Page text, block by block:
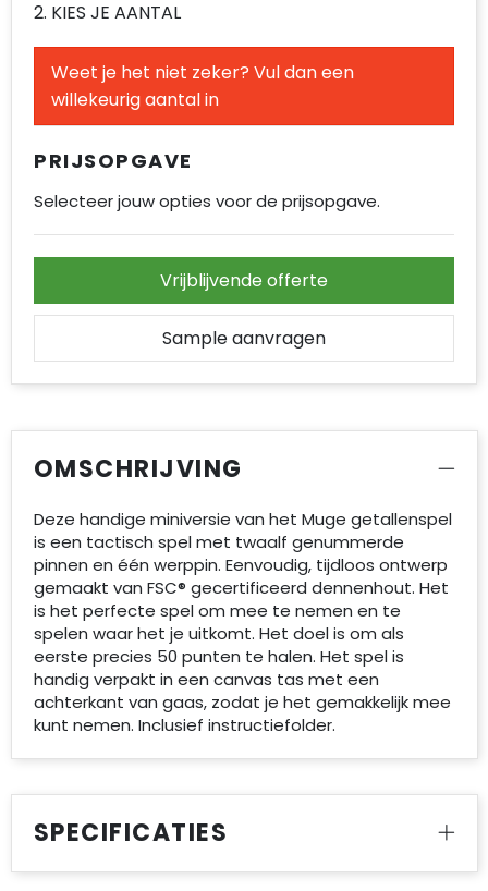
Accessoires voor tassen
Duffeltassen
Waterbestendige tassen
Opvouwbare tassen
2. KIES JE AANTAL
Weet je het niet zeker? Vul dan een
willekeurig aantal in
PRIJSOPGAVE
Selecteer jouw opties voor de prijsopgave.
Vrijblijvende offerte
Sample aanvragen
OMSCHRIJVING
Deze handige miniversie van het Muge getallenspel
is een tactisch spel met twaalf genummerde
pinnen en één werppin. Eenvoudig, tijdloos ontwerp
gemaakt van FSC® gecertificeerd dennenhout. Het
is het perfecte spel om mee te nemen en te
spelen waar het je uitkomt. Het doel is om als
eerste precies 50 punten te halen. Het spel is
handig verpakt in een canvas tas met een
achterkant van gaas, zodat je het gemakkelijk mee
kunt nemen. Inclusief instructiefolder.
SPECIFICATIES